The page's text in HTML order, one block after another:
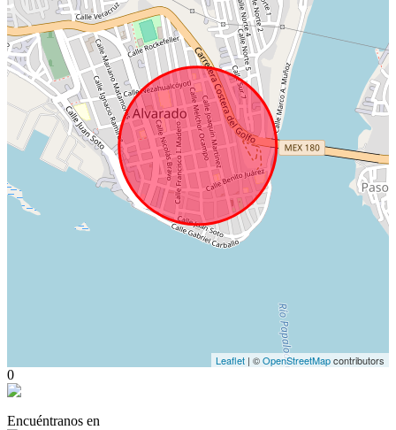
Leaflet | ©OpenStreetMapcontributors
0
Encuéntranos en